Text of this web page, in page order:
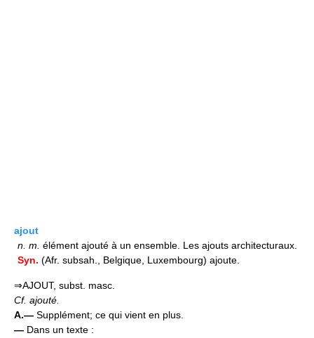
ajout
n. m. élément ajouté à un ensemble. Les ajouts architecturaux.
Syn. (Afr. subsah., Belgique, Luxembourg) ajoute.
⇒AJOUT, subst. masc.
Cf. ajouté.
A.— Supplément; ce qui vient en plus.
— Dans un texte :